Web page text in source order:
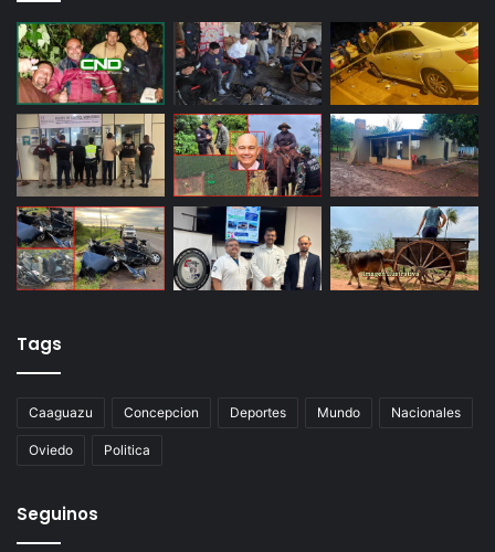
Tags
Caaguazu Concepcion Deportes Mundo Nacionales
Oviedo Politica
Seguinos